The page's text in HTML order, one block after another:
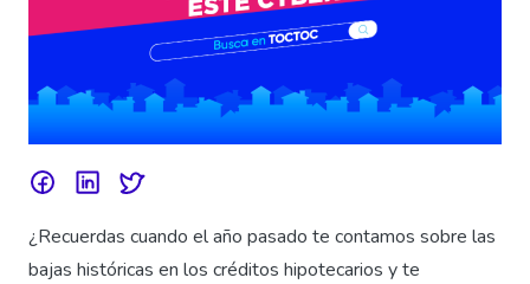
¿Recuerdas cuando el año pasado te contamos sobre las
bajas históricas en los créditos hipotecarios y te